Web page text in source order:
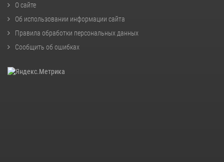
О сайте
Об использовании информации сайта
Правила обработки персональных данных
Сообщить об ошибках